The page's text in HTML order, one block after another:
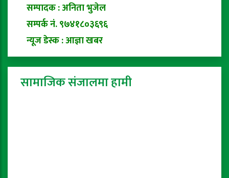
सम्पादक : अनिता भुजेल
सम्पर्क नं. ९७४१८०३६९६
न्यूज डेस्क : आज्ञा खबर
सामाजिक संजालमा हामी